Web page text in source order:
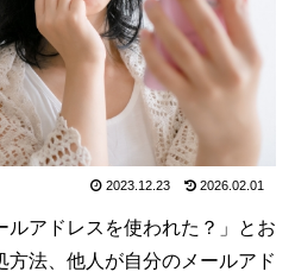
2023.12.23 2026.02.01
ルアドレスを使われた？」とお
方法、他人が自分のメールアド